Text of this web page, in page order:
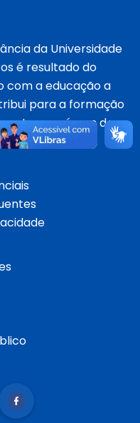
da Universidade
é resultado do
com a educação a
para a formação
setores e áreas do